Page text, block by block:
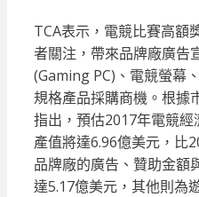
TCA表示，電競比賽高額
者關注，帶來品牌廠廣告
(Gaming PC)、電競螢幕
規格產品採購商機。根據
指出，預估2017年電競
產值將達6.96億美元，比
品牌廠的廣告、贊助金額
達5.17億美元，其他則為